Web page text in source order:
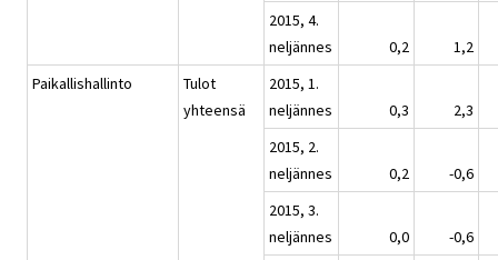
2015, 4.
neljännes
0,2
1,2
Paikallishallinto
Tulot
yhteensä
2015, 1.
neljännes
0,3
2,3
2015, 2.
neljännes
0,2
-0,6
2015, 3.
neljännes
0,0
-0,6